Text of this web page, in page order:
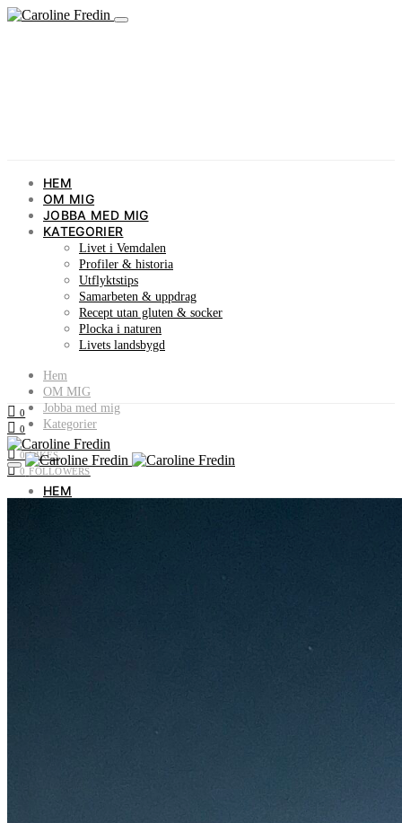
HEM
OM MIG
JOBBA MED MIG
KATEGORIER
Livet i Vemdalen
Profiler & historia
Utflyktstips
Samarbeten & uppdrag
Recept utan gluten & socker
Plocka i naturen
Livets landsbygd
Hem
OM MIG
Jobba med mig
Kategorier
0 LIKES
0 FOLLOWERS
0
0
HEM